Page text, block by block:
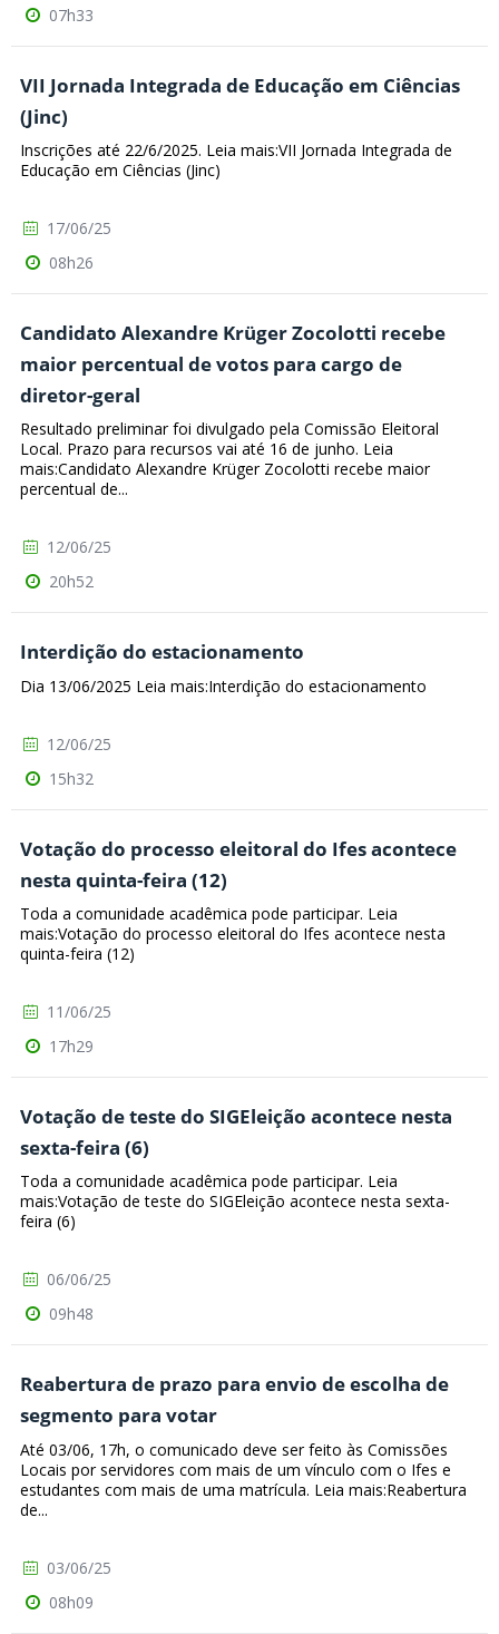
07h33
VII Jornada Integrada de Educação em Ciências
(Jinc)
Inscrições até 22/6/2025. Leia mais:VII Jornada Integrada de
Educação em Ciências (Jinc)
17/06/25
08h26
Candidato Alexandre Krüger Zocolotti recebe
maior percentual de votos para cargo de
diretor-geral
Resultado preliminar foi divulgado pela Comissão Eleitoral
Local. Prazo para recursos vai até 16 de junho. Leia
mais:Candidato Alexandre Krüger Zocolotti recebe maior
percentual de...
12/06/25
20h52
Interdição do estacionamento
Dia 13/06/2025 Leia mais:Interdição do estacionamento
12/06/25
15h32
Votação do processo eleitoral do Ifes acontece
nesta quinta-feira (12)
Toda a comunidade acadêmica pode participar. Leia
mais:Votação do processo eleitoral do Ifes acontece nesta
quinta-feira (12)
11/06/25
17h29
Votação de teste do SIGEleição acontece nesta
sexta-feira (6)
Toda a comunidade acadêmica pode participar. Leia
mais:Votação de teste do SIGEleição acontece nesta sexta-
feira (6)
06/06/25
09h48
Reabertura de prazo para envio de escolha de
segmento para votar
Até 03/06, 17h, o comunicado deve ser feito às Comissões
Locais por servidores com mais de um vínculo com o Ifes e
estudantes com mais de uma matrícula. Leia mais:Reabertura
de...
03/06/25
08h09